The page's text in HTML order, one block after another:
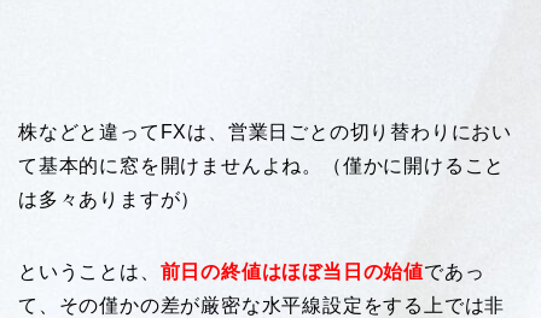
株などと違ってFXは、営業日ごとの切り替わりにおい
て基本的に窓を開けませんよね。（僅かに開けること
は多々ありますが）
ということは、 前日の終値はほぼ当日の始値であっ
て、その僅かの差が厳密な水平線設定をする上では非